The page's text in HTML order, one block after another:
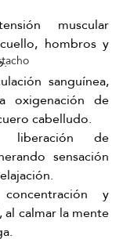
muscular
hombros y
sanguínea,
oxigenación de
cabelludo.
liberación de
sensación
y
calmar la mente